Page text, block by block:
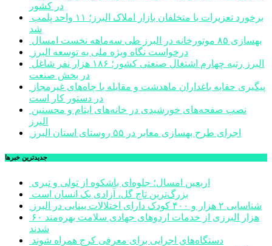
در کشور
شد
بهسازی ۸۵ موتورخانه در البرز طی سه‌ماهه نخست امسال
درخواست نگاه ویژه ملی به توسعه البرز
در بخش صنعت
در دستور کار است
البرز
اجرای طرح بهسازی معابر در ۵۵ روستای استان البرز
جديدترين خبرها
اربعین امسال؛ جلوه‌ای باشکوه از تولی و تبری
بزرگ‌ترین تاج گل، آزادی یک انسان است
شناسایی ۲ هزار و ۴۰۰ کودک دارای اختلالات بینایی در البرز
۶۰ هزار البرزی از خدمات اردوهای جهادی سلامت بهره‌مند
شدند
دستگاه‌های اجرایی برای معرفی کرج همراه شوند